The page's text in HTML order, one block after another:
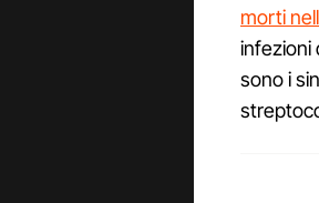
morti
infezioni
sono i